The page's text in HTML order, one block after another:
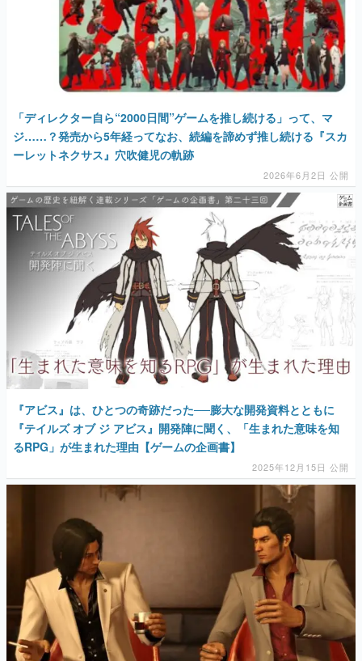
アプリレビュー
電ファミニコゲーマーとは？
「ディレクター自ら“2000日間”ゲームを推し続ける」って、マ
ジ……？発売から5年経ってなお、続編を諦めず推し続ける『スカ
ーレットネクサス』穴吹健児の軌跡
2026年6月2日 公開
『アビス』は、ひとつの奇跡だった──膨大な開発資料とともに
『テイルズ オブ ジ アビス』開発陣に聞く、「生まれた意味を知
るRPG」が生まれた理由【ゲームの企画書】
2025年12月15日 公開